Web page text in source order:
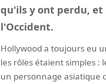
qu'ils y ont perdu,
l'Occident.
Hollywood a toujours eu
les rôles étaient simples
un personnage asiatique